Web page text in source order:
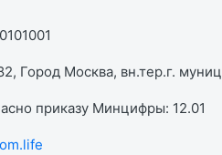
Город Москва, вн.тер.г.
приказу Минцифры: 12.01